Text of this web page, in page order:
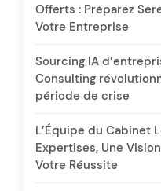
Offerts : Préparez
Votre Entreprise
Sourcing IA
Consulting
période de crise
L’Équipe du Cabinet
Expertises, Une
Votre Réussite